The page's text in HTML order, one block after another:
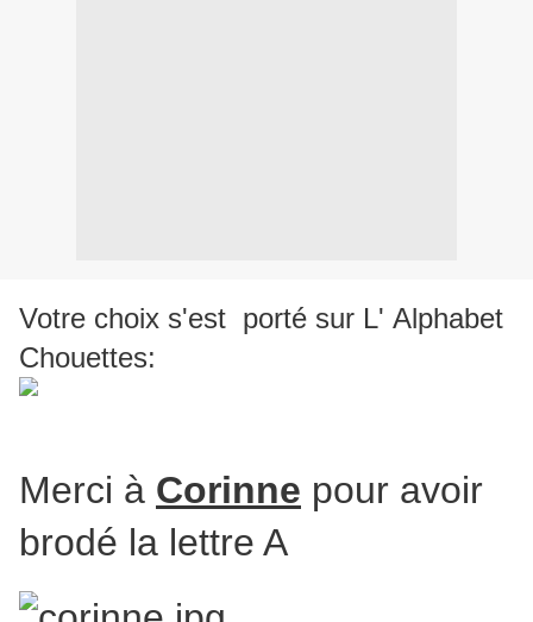
Votre choix s'est porté sur L' Alphabet
Chouettes:
Merci à Corinne pour avoir
brodé la lettre A